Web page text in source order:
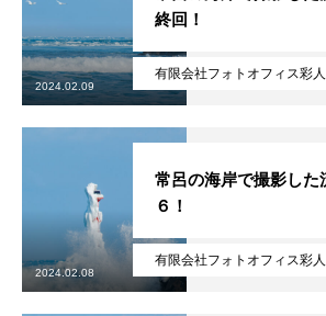
北海道最強のビジネス課題解決コミュ
ンラインアジト】
無料で登録したい企業様はこちら
有限会社フォトオフィス彩人
終回！
2024.02.09
有限会社フォトオフィス彩人
常呂の海岸で撮影した
６！
2024.02.08